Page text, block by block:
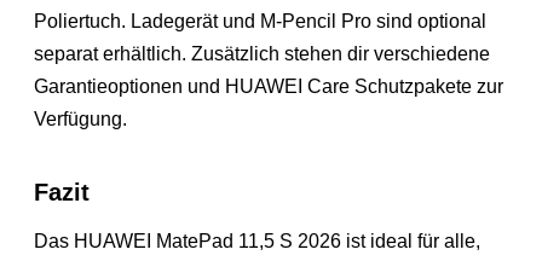
Poliertuch. Ladegerät und M-Pencil Pro sind optional
separat erhältlich. Zusätzlich stehen dir verschiedene
Garantieoptionen und HUAWEI Care Schutzpakete zur
Verfügung.
Fazit
Das HUAWEI MatePad 11,5 S 2026 ist ideal für alle,